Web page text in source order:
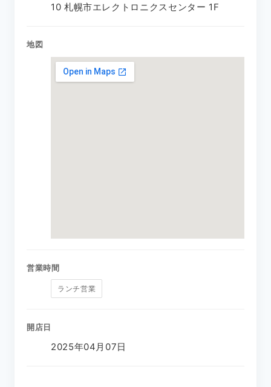
10 札幌市エレクトロニクスセンター 1F
地図
営業時間
ランチ営業
開店日
2025年04月07日